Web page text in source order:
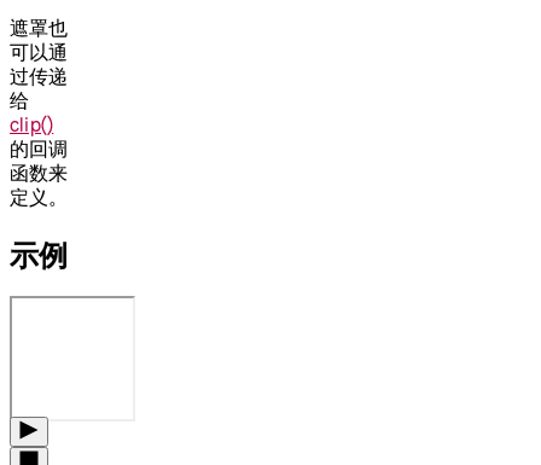
遮罩也
可以通
过传递
给
clip()
的回调
函数来
定义。
示例